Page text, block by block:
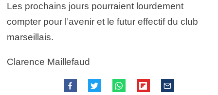
Les prochains jours pourraient lourdement
compter pour l’avenir et le futur effectif du club
marseillais.
Clarence Maillefaud